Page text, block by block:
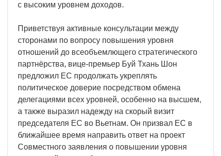
с высоким уровнем доходов.
Приветствуя активные консультации между
сторонами по вопросу повышения уровня
отношений до всеобъемлющего стратегического
партнёрства, вице-премьер Буй Тхань Шон
предложил ЕС продолжать укреплять
политическое доверие посредством обмена
делегациями всех уровней, особенно на высшем,
а также выразил надежду на скорый визит
председателя ЕС во Вьетнам. Он призвал ЕС в
ближайшее время направить ответ на проект
Совместного заявления о повышении уровня